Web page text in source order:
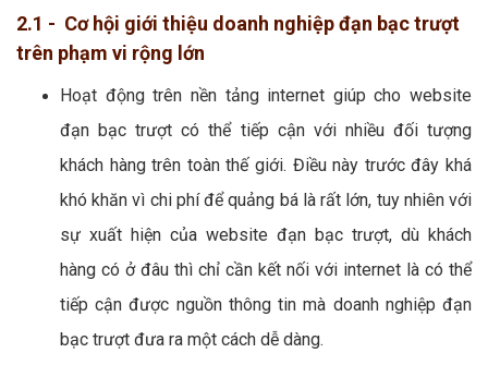
2.1 - Cơ hội giới thiệu doanh nghiệp đạn bạc trượt
trên phạm vi rộng lớn
Hoạt động trên nền tảng internet giúp cho website
đạn bạc trượt có thể tiếp cận với nhiều đối tượng
khách hàng trên toàn thế giới. Điều này trước đây khá
khó khăn vì chi phí để quảng bá là rất lớn, tuy nhiên với
sự xuất hiện của website đạn bạc trượt, dù khách
hàng có ở đâu thì chỉ cần kết nối với internet là có thể
tiếp cận được nguồn thông tin mà doanh nghiệp đạn
bạc trượt đưa ra một cách dễ dàng.